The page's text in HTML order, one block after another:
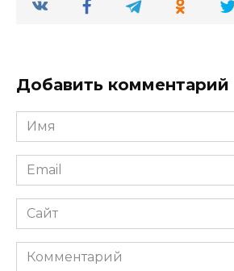
Добавить комментарий
Имя
*
Email
*
Сайт
Комментарий